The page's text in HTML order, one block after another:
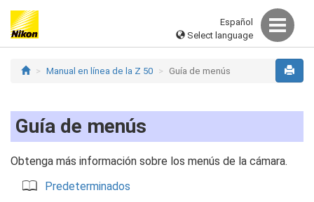
Español
Select language
Manual en línea de la Z 50 Guía de menús
Guía de menús
Obtenga más información sobre los menús de la cámara.
Predeterminados